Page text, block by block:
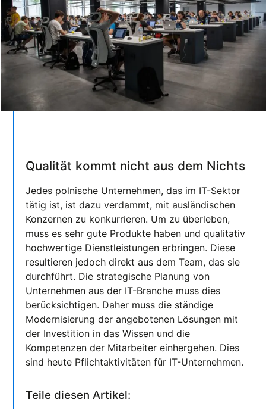
Qualität kommt nicht aus dem Nichts
Jedes polnische Unternehmen, das im IT-Sektor
tätig ist, ist dazu verdammt, mit ausländischen
Konzernen zu konkurrieren. Um zu überleben,
muss es sehr gute Produkte haben und qualitativ
hochwertige Dienstleistungen erbringen. Diese
resultieren jedoch direkt aus dem Team, das sie
durchführt. Die strategische Planung von
Unternehmen aus der IT-Branche muss dies
berücksichtigen. Daher muss die ständige
Modernisierung der angebotenen Lösungen mit
der Investition in das Wissen und die
Kompetenzen der Mitarbeiter einhergehen. Dies
sind heute Pflichtaktivitäten für IT-Unternehmen.
Teile diesen Artikel: